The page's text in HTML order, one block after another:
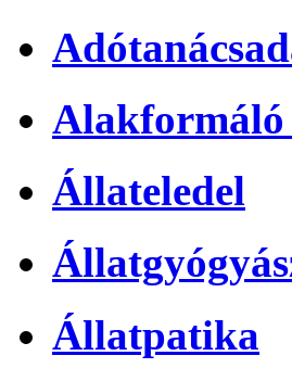
Alakformáló
Állateledel
Állatpatika